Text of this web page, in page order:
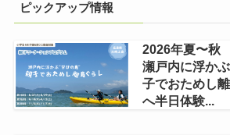
ピックアップ情報
2026年夏〜
瀬戸内に浮か
子でおためし
へ半日体験...